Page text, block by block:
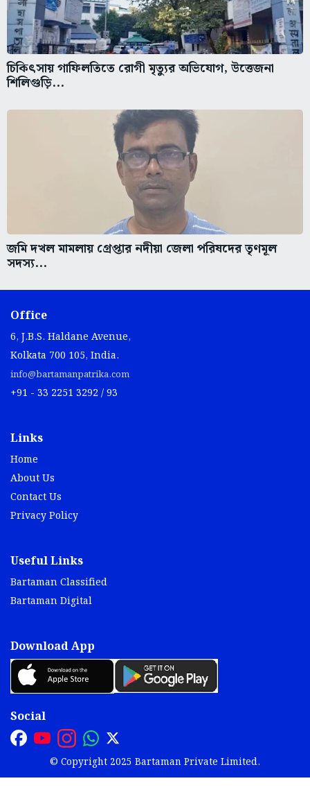
চিকিৎসায় গাফিলতিতে রোগী মৃত্যুর অভিযোগ, উত্তেজনা
শিলিগুড়ি...
জমি দখল মামলায় গ্রেপ্তার নদীয়া জেলা পরিষদের তৃণমূল
সদস্য...
Office
6, J.B.S. Haldane Avenue,
Kolkata 700 105, India.
info@bartamanpatrika.com
+91 - 33 2251 3292 / 93
Links
Home
About Us
Contact Us
Privacy Policy
Useful Links
Bartaman Classified
Bartaman Digital
Download App
Social
© Copyright 2025 Bartaman Private Limited.